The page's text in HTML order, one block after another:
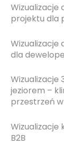
Wizualizacje
projektu dla
Wizualizacje
dla
Wizualizacje
jeziorem –
przestrzeń
Wizualizacje
B2B